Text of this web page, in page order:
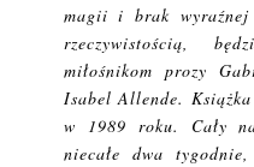
magii i brak
rzeczywistością,
miłośnikom prozy
Isabel Allende.
w 1989 roku. Cały
niecałe dwa